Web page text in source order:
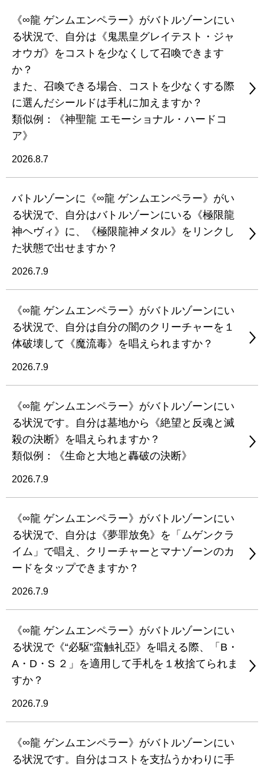
《∞龍 ゲンムエンペラー》がバトルゾーンにい
る状況で、自分は《鬼黒皇グレイテスト・ジャ
オウガ》をコストを少なくして召喚できます
か？
また、召喚できる場合、コストを少なくする際
に選んだシールドは手札に加えますか？
類似例：《神聖龍 エモーショナル・ハードコ
ア》
2026.8.7
バトルゾーンに《∞龍 ゲンムエンペラー》がい
る状況で、自分はバトルゾーンにいる《極限龍
神ヘヴィ》に、《極限龍神メタル》をリンクし
た状態で出せますか？
2026.7.9
《∞龍 ゲンムエンペラー》がバトルゾーンにい
る状況で、自分は自分の闇のクリーチャーを１
体破壊して《魔流毒》を唱えられますか？
2026.7.9
《∞龍 ゲンムエンペラー》がバトルゾーンにい
る状況です。自分は墓地から《絶望と反魂と滅
殺の決断》を唱えられますか？
類似例：《生命と大地と轟破の決断》
2026.7.9
《∞龍 ゲンムエンペラー》がバトルゾーンにい
る状況で、自分は《夢罪放免》を「ムゲンクラ
イム」で唱え、クリーチャーとマナゾーンのカ
ードをタップできますか？
2026.7.9
《∞龍 ゲンムエンペラー》がバトルゾーンにい
る状況で《“必駆”蛮触礼亞》を唱える際、「B・
A・D・S ２」を適用して手札を１枚捨てられま
すか？
2026.7.9
《∞龍 ゲンムエンペラー》がバトルゾーンにい
る状況です。自分はコストを支払うかわりに手